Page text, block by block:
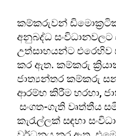
කම්කරුවන්
අනුබද්ධ
උත්සාහයන්ට
කර ඇත. කම්කරු
ජාත්‍යන්තර කම්කරු
ආරම්භ කිරීම හරහා,
සංගත-ගැති වෘත්තීය
කැරැල්ලක් සඳහා